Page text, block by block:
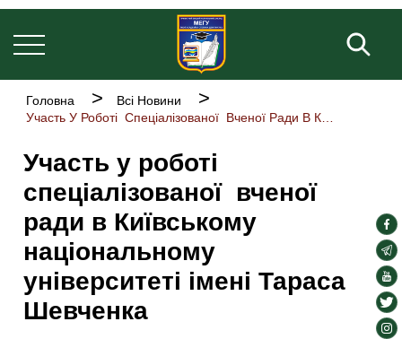
Перейти
до
основного
вмісту
Основна
Рядок
навіґації
Головна
Всі Новини
Участь у роботі
спеціалізованої вченої
ради в Київському
національному
університеті імені Тараса
Шевченка